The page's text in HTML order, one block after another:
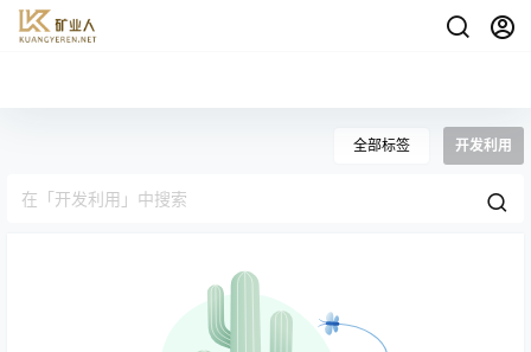
全部标签 开发利用